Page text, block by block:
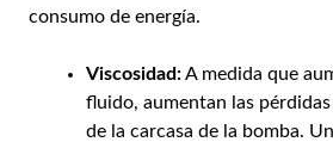
consumo de energía.
Viscosidad:A medida que
fluido, aumentan las
de la carcasa de la bomba.